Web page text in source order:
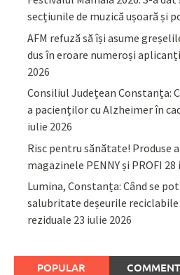
secțiunile de muzică ușoară și
AFM refuză să își asume
dus în eroare numeroși
2026
Consiliul Județean Constanța:
a pacienților cu Alzheimer în
iulie 2026
Risc pentru sănătate! Produse
magazinele PENNY și PROFI 28
Lumina, Constanța: Când se
salubritate deșeurile reciclabile
reziduale 23 iulie 2026
POPULAR